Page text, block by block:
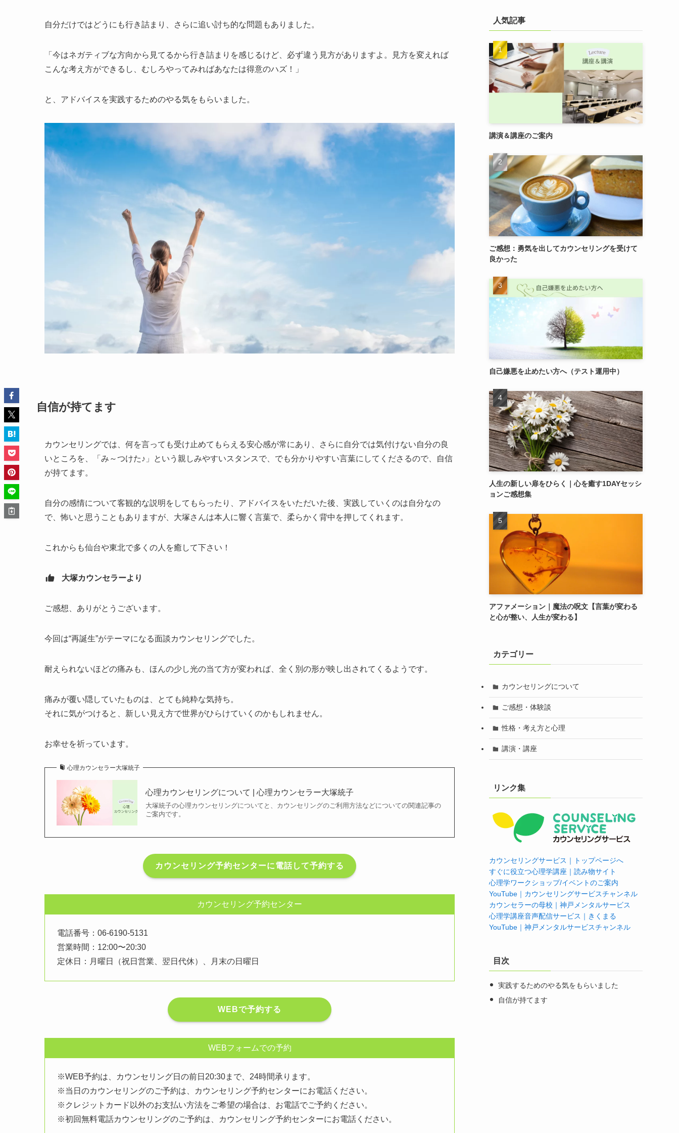
自分だけではどうにも行き詰まり、さらに追い討ち的な問題もありました。
「今はネガティブな方向から見てるから行き詰まりを感じるけど、必ず違う見方がありますよ。見方を変えれば
こんな考え方ができるし、むしろやってみればあなたは得意のハズ！」
と、アドバイスを実践するためのやる気をもらいました。
自信が持てます
カウンセリングでは、何を言っても受け止めてもらえる安心感が常にあり、さらに自分では気付けない自分の良
いところを、「み～つけた♪」という親しみやすいスタンスで、でも分かりやすい言葉にしてくださるので、自信
が持てます。
自分の感情について客観的な説明をしてもらったり、アドバイスをいただいた後、実践していくのは自分なの
で、怖いと思うこともありますが、大塚さんは本人に響く言葉で、柔らかく背中を押してくれます。
これからも仙台や東北で多くの人を癒して下さい！
大塚カウンセラーより
ご感想、ありがとうございます。
今回は“再誕生”がテーマになる面談カウンセリングでした。
耐えられないほどの痛みも、ほんの少し光の当て方が変われば、全く別の形が映し出されてくるようです。
痛みが覆い隠していたものは、とても純粋な気持ち。
それに気がつけると、新しい見え方で世界がひらけていくのかもしれません。
お幸せを祈っています。
心理カウンセラー大塚統子
心理カウンセリングについて | 心理カウンセラー大塚統子
大塚統子の心理カウンセリングについてと、カウンセリングのご利用方法などについての関連記事の
ご案内です。
カウンセリング予約センターに電話して予約する
カウンセリング予約センター
電話番号：06-6190-5131
営業時間：12:00〜20:30
定休日：月曜日（祝日営業、翌日代休）、月末の日曜日
WEBで予約する
WEBフォームでの予約
※WEB予約は、カウンセリング日の前日20:30まで、24時間承ります。
※当日のカウンセリングのご予約は、カウンセリング予約センターにお電話ください。
※クレジットカード以外のお支払い方法をご希望の場合は、お電話でご予約ください。
※初回無料電話カウンセリングのご予約は、カウンセリング予約センターにお電話ください。
人気記事
講演＆講座のご案内
ご感想：勇気を出してカウンセリングを受けて
良かった
自己嫌悪を止めたい方へ（テスト運用中）
人生の新しい扉をひらく｜心を癒す1DAYセッシ
ョンご感想集
アファメーション｜魔法の呪文【言葉が変わる
と心が整い、人生が変わる】
カテゴリー
カウンセリングについて
ご感想・体験談
性格・考え方と心理
講演・講座
リンク集
カウンセリングサービス｜トップページへ
すぐに役立つ心理学講座｜読み物サイト
心理学ワークショップ/イベントのご案内
YouTube｜カウンセリングサービスチャンネル
カウンセラーの母校｜神戸メンタルサービス
心理学講座音声配信サービス｜きくまる
YouTube｜神戸メンタルサービスチャンネル
目次
実践するためのやる気をもらいました
自信が持てます